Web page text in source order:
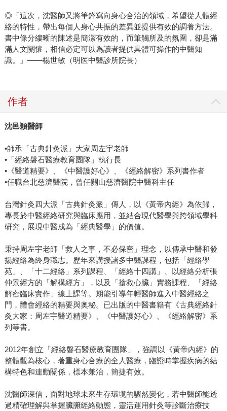
◎「這次，沈醫師又將筆鋒寫向身心合治的領域，希望從人體經
絡的特性，帶出每個人身心共振的差異並提供有效的調養方法。
書中條分縷晰的陳述是簡潔有效的，而筆觸所及的氛圍，卻是滿
滿人文關懷，相信必定可以為讀者提供具體可操作的中醫知
識。」——楊世敏（明医中醫診所院長）
作者
沈邑穎醫師
•師承「古典針灸派」大家周左宇老師
•「經絡磐石醫療教育團隊」執行長
•《醫道精要》、《中醫護好心》、《經絡解密》系列書作者
•任職台北慈濟醫院，曾任關山慈濟醫院中醫科主任
台灣針灸四大派「古典針灸派」傳人，以《黃帝內經》為依歸，
專長於中醫經絡研究與臨床應用，並結合現代醫學與跨領域學科
研究，展現中醫成為「經典醫學」的價值。
秉持周左宇老師「救人之事，不必保密」理念，以傳承中醫和發
揚經絡為終身職志。歷年來講授諸多中醫課程，包括「經絡學
苑」、「十二經絡」系列課程、「經絡十四講」、以經絡分析張
仲景經方的「解構經方」，以及「搶救心臟」實務課程、「經絡
解密臨床實作」線上課等。期能引導年輕醫師進入中醫經絡之
門，體會經絡的精要與奧秘。已出版的中醫書籍有《古典經絡針
灸大家：周左宇醫道精要》、《中醫護好心》、《經絡解密》系
列等書。
2012年創立「經絡磐石醫療教育團隊」，強調以《黃帝內經》的
整體觀為核心，著重身心合療的全人醫療，臨證時掌握疾病的結
構特色和連動關係，標本兼治，簡捷有效。
沈醫師深信，面對地球未來生存環境的驟然變化，若中醫師能透
過精確理解與掌握臟腑經絡動態，靈活運用針灸等診斷治療技